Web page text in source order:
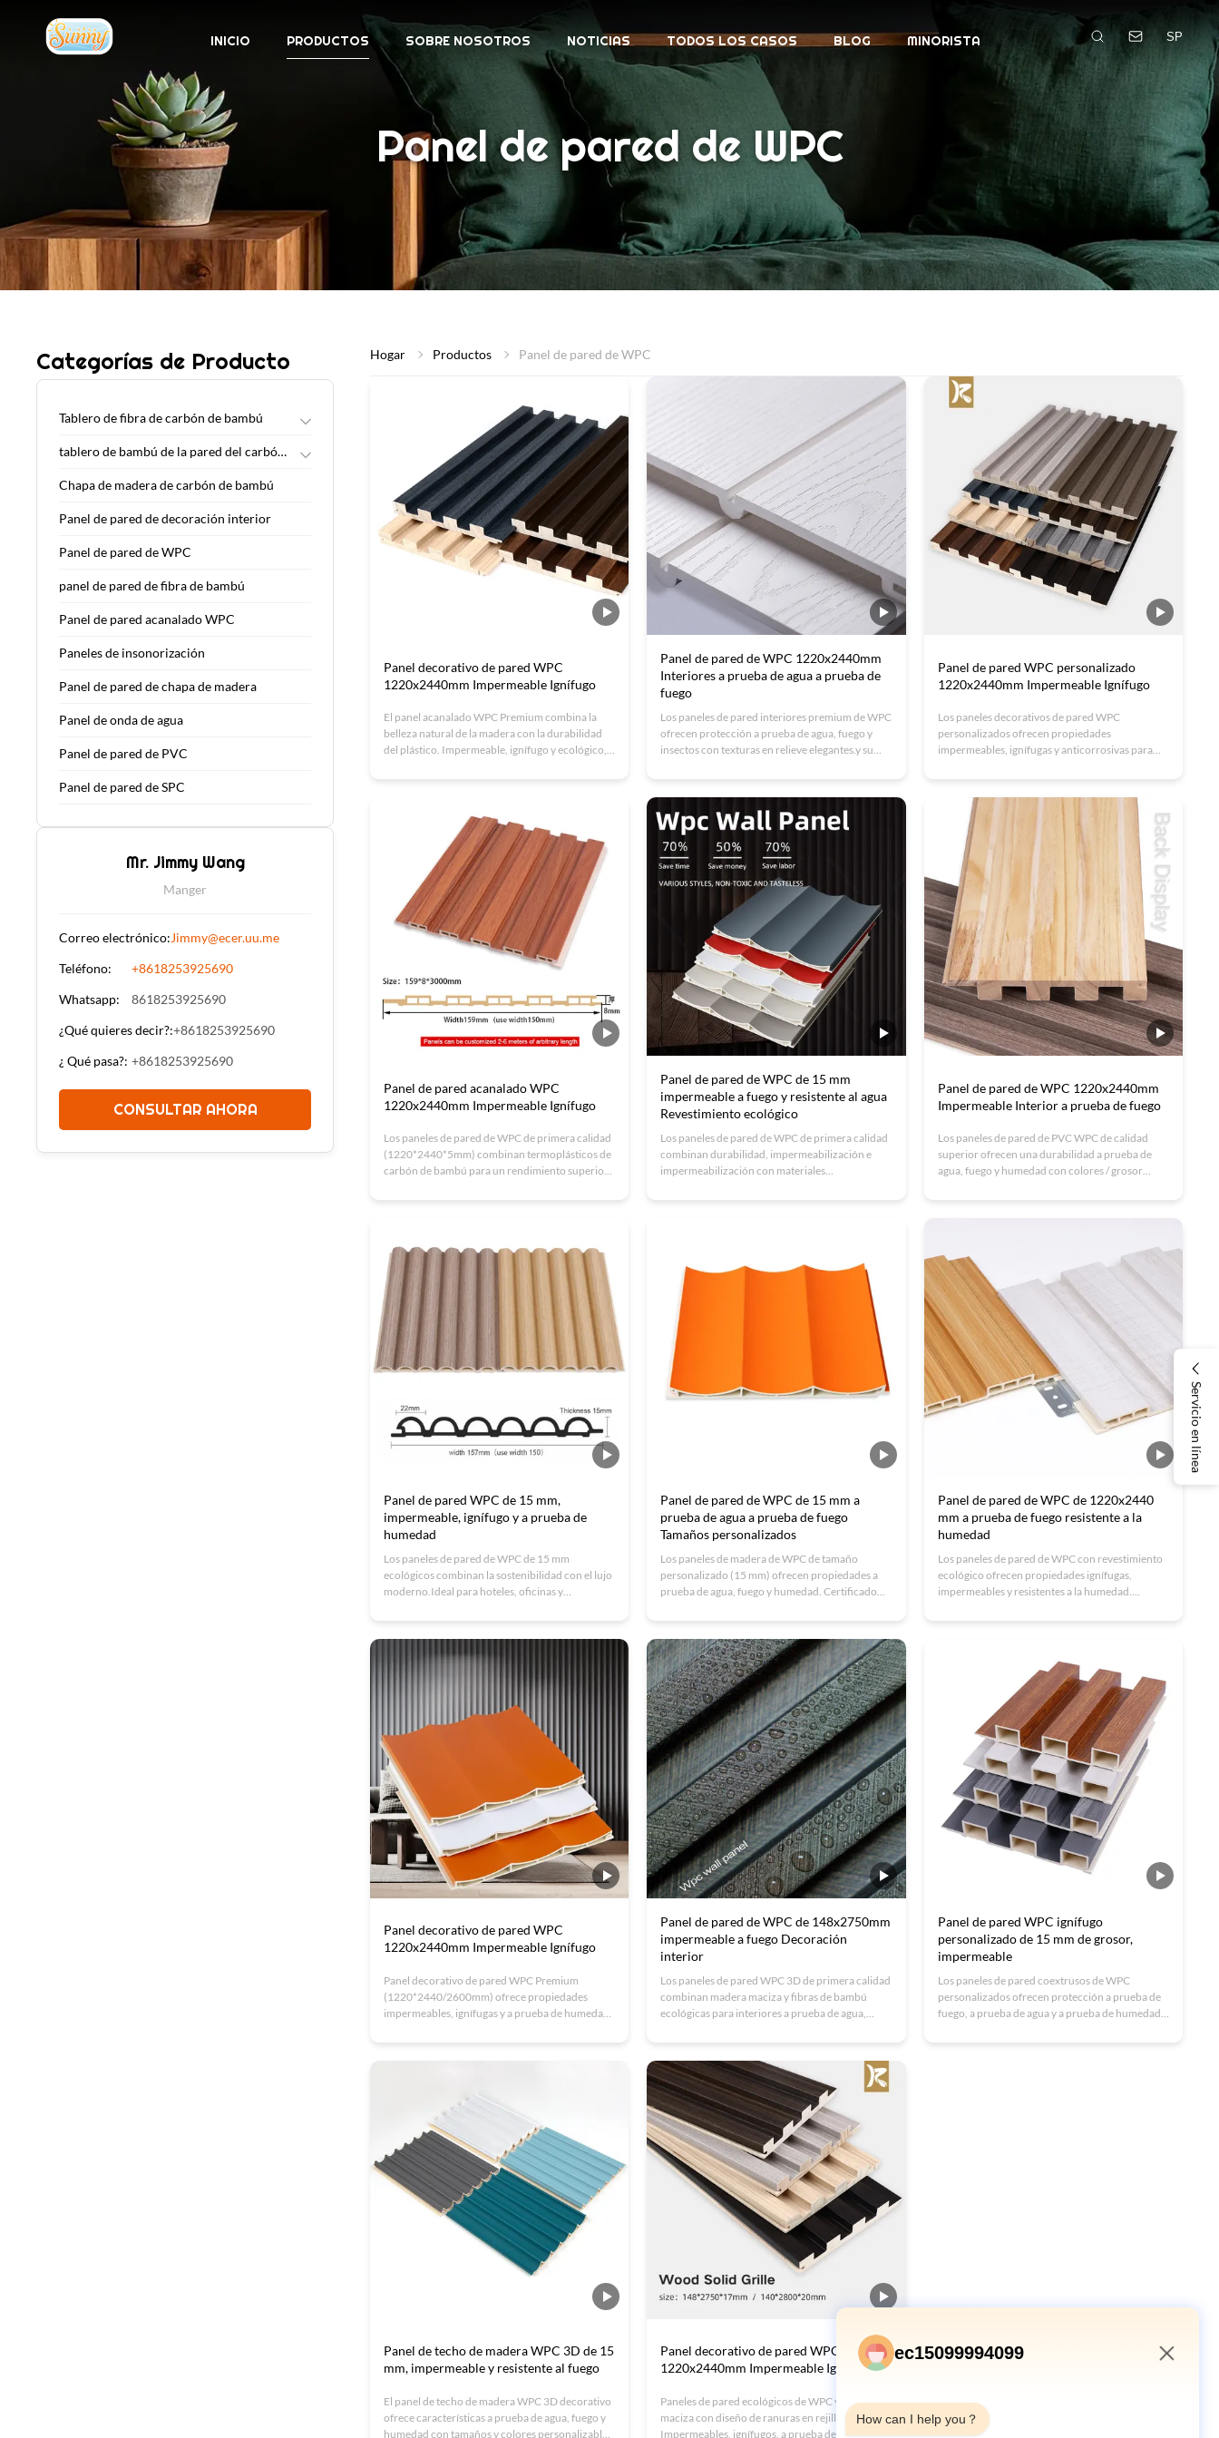
Servicio en línea
INICIO PRODUCTOS SOBRE NOSOTROS NOTICIAS TODOS LOS CASOS BLOG MINORISTA SP
Panel de pared de WPC
Categorías de Producto
Tablero de fibra de carbón de bambú
Materiales de construcción no peligrosos
Tablero de fibra de carbón vegetal
tablero de bambú de la pared del carbón de leña
Carbón de bambú
Chapa de madera de carbón de bambú
Panel de pared de decoración interior
Panel de pared de WPC
panel de pared de fibra de bambú
Panel de pared acanalado WPC
Paneles de insonorización
Panel de pared de chapa de madera
Panel de onda de agua
Panel de pared de PVC
Panel de pared de SPC
Mr. Jimmy Wang
Manger
Correo electrónico:Jimmy@ecer.uu.me
Teléfono:
+8618253925690
Whatsapp:
8618253925690
¿Qué quieres decir?:+8618253925690
¿ Qué pasa?: +8618253925690
CONSULTAR AHORA
Hogar Productos Panel de pared de WPC
Panel decorativo de pared WPC
1220x2440mm Impermeable Ignífugo
El panel acanalado WPC Premium combina la
belleza natural de la madera con la durabilidad
del plástico. Impermeable, ignífugo y ecológico,
hoteles y espacios comerciales que buscan
soluciones elegantes y de bajo mantenimiento.
Panel de pared de WPC 1220x2440mm
Interiores a prueba de agua a prueba de
fuego
Los paneles de pared interiores premium de WPC
ofrecen protección a prueba de agua, fuego y
insectos con texturas en relieve elegantes.y su
opciones OEM disponibles.
Panel de pared WPC personalizado
1220x2440mm Impermeable Ignífugo
Los paneles decorativos de pared WPC
personalizados ofrecen propiedades
impermeables, ignífugas y anticorrosivas para
ecológico, estos paneles cuentan con fácil
instalación, alta densidad y cualidades de
absorción de sonido. Ideales para hoteles,
oficinas y espacios comerciales con tamaños y
diseños personalizables. Calidad certificada ISO
con opciones OEM disponibles.
Panel de pared acanalado WPC
1220x2440mm Impermeable Ignífugo
Los paneles de pared de WPC de primera calidad
(1220*2440*5mm) combinan termoplásticos de
carbón de bambú para un rendimiento superior
Panel de pared de WPC de 15 mm
impermeable a fuego y resistente al agua
Revestimiento ecológico
Los paneles de pared de WPC de primera calidad
combinan durabilidad, impermeabilización e
impermeabilización con materiales
Panel de pared de WPC 1220x2440mm
Impermeable Interior a prueba de fuego
Los paneles de pared de PVC WPC de calidad
superior ofrecen una durabilidad a prueba de
agua, fuego y humedad con colores / grosor
Panel de pared WPC de 15 mm,
impermeable, ignífugo y a prueba de
humedad
Los paneles de pared de WPC de 15 mm
ecológicos combinan la sostenibilidad con el lujo
moderno.Ideal para hoteles, oficinas y
Panel de pared de WPC de 15 mm a
prueba de agua a prueba de fuego
Tamaños personalizados
Los paneles de madera de WPC de tamaño
personalizado (15 mm) ofrecen propiedades a
prueba de agua, fuego y humedad. Certificado
oficinas y hogares con una vida útil de más de 30
años.
Panel de pared de WPC de 1220x2440
mm a prueba de fuego resistente a la
humedad
Los paneles de pared de WPC con revestimiento
ecológico ofrecen propiedades ignífugas,
impermeables y resistentes a la humedad.
Panel decorativo de pared WPC
1220x2440mm Impermeable Ignífugo
Panel decorativo de pared WPC Premium
(1220*2440/2600mm) ofrece propiedades
impermeables, ignífugas y a prueba de humedad.
Panel de pared de WPC de 148x2750mm
impermeable a fuego Decoración
interior
Los paneles de pared WPC 3D de primera calidad
combinan madera maciza y fibras de bambú
ecológicas para interiores a prueba de agua,
Panel de pared WPC ignífugo
personalizado de 15 mm de grosor,
impermeable
Los paneles de pared coextrusos de WPC
personalizados ofrecen protección a prueba de
fuego, a prueba de agua y a prueba de humedad
Panel de techo de madera WPC 3D de 15
mm, impermeable y resistente al fuego
El panel de techo de madera WPC 3D decorativo
ofrece características a prueba de agua, fuego y
humedad con tamaños y colores personalizables.
Panel decorativo de pared WPC
1220x2440mm Impermeable Ignífugo
Paneles de pared ecológicos de WPC y madera
maciza con diseño de ranuras en rejilla.
Impermeables, ignífugos, a prueba de humedad y
ec15099994099
How can I help you？